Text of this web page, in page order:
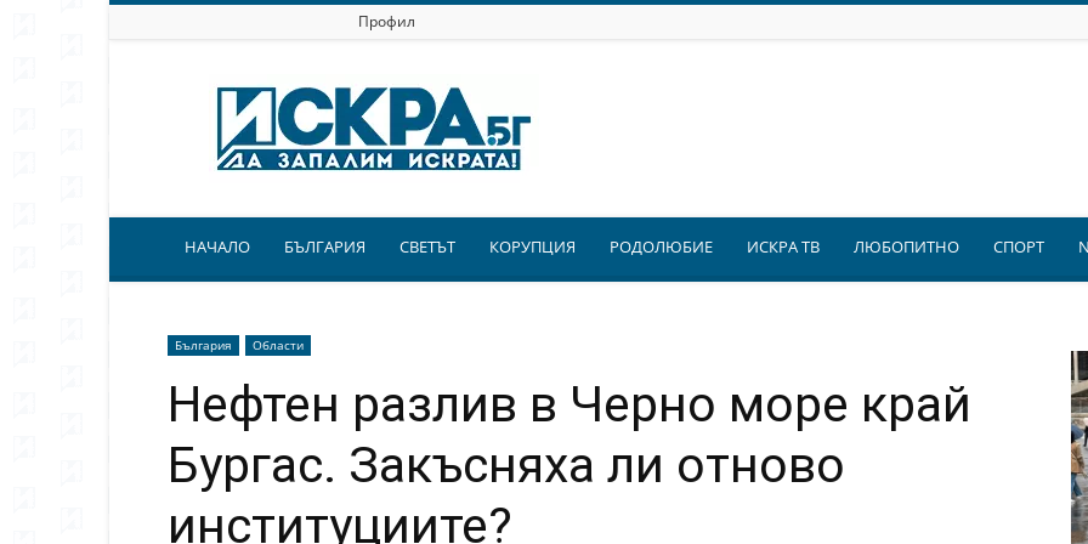
Профил
Искра.бг
НАЧАЛО БЪЛГАРИЯ СВЕТЪТ КОРУПЦИЯ РОДОЛЮБИЕ ИСКРА ТВ ЛЮБОПИТНО СПОРТ
България Области
Нефтен разлив в Черно море край
Бургас. Закъсняха ли отново
институциите?